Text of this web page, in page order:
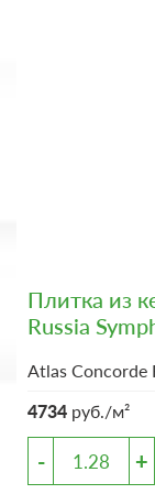
Плитка из
Russia
Atlas Concorde
4734 руб./м²
- +